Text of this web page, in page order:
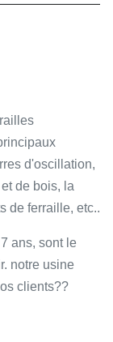
d'oscillation,
de bois, la
de ferraille, etc..
ans, sont le
notre usine
clients??